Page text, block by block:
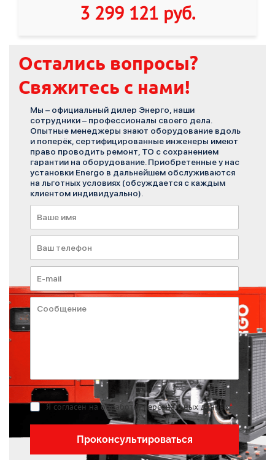
3 299 121 руб.
Остались вопросы?
Свяжитесь с нами!
Мы – официальный дилер Энерго, наши
сотрудники – профессионалы своего дела.
Опытные менеджеры знают оборудование вдоль
и поперёк, сертифицированные инженеры имеют
право проводить ремонт, ТО с сохранением
гарантии на оборудование. Приобретенные у нас
установки Energo в дальнейшем обслуживаются
на льготных условиях (обсуждается с каждым
клиентом индивидуально).
Я согласен на обработку персональных данных*
Проконсультироваться